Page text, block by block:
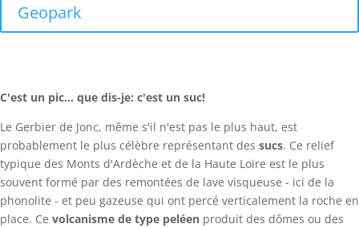
Geopark
C'est un pic... que dis-je: c'est un suc!
Le Gerbier de Jonc, même s'il n'est pas le plus haut, est
probablement le plus célèbre représentant des sucs. Ce relief
typique des Monts d'Ardèche et de la Haute Loire est le plus
souvent formé par des remontées de lave visqueuse - ici de la
phonolite - et peu gazeuse qui ont percé verticalement la roche en
place. Ce volcanisme de type peléen produit des dômes ou des